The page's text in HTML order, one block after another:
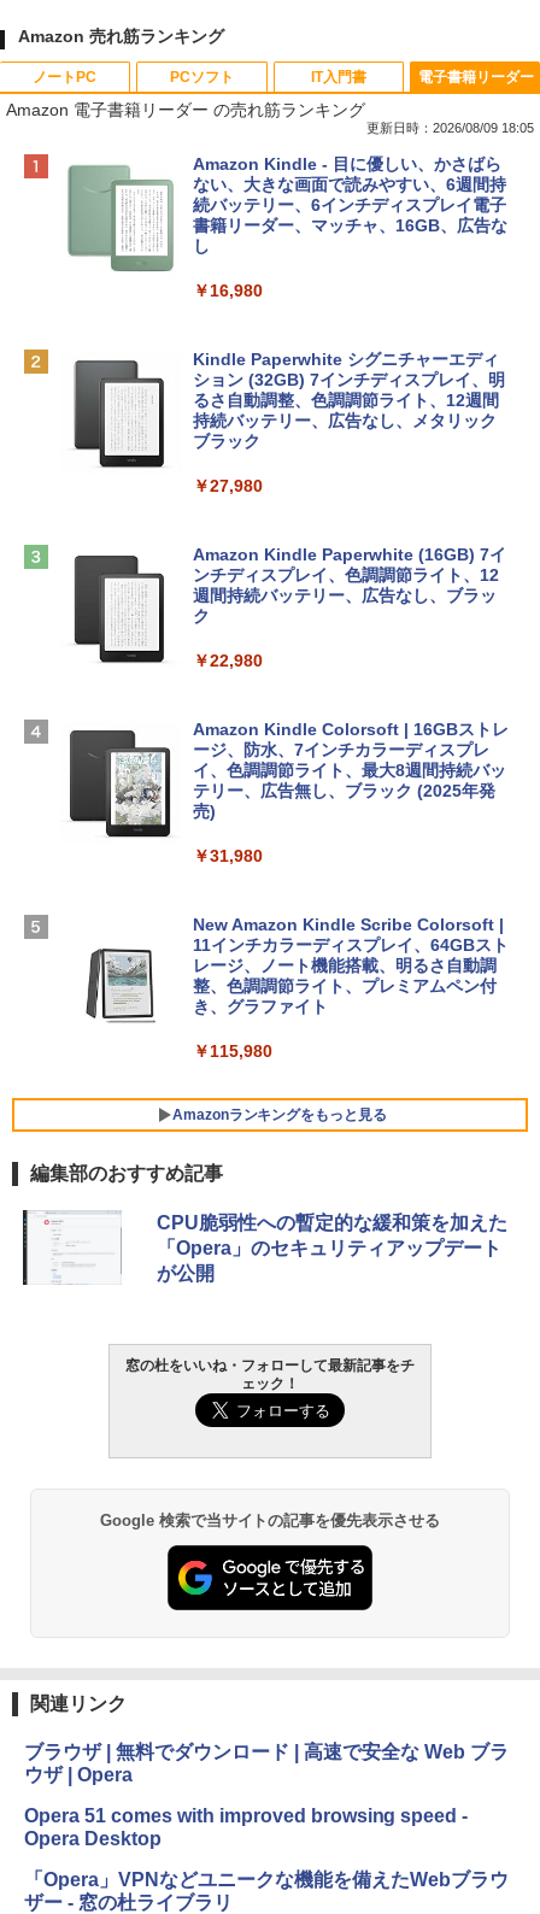
Amazon 売れ筋ランキング
ノートPC
Apple 2026 MacBook Neo A18 Proチッ
プ搭載13インチノートブック：AIとAppl
e Intelligenceのために設計、Liquid Ret
inaディスプレイ、8GBユニファイドメモ
リ、256GB SSDストレージ、1080p Fac
tomtoc 360°保護 15.6 16インチ パソコ
ンケース Dell NEC Lavie ASUS HP dyna
book Lenovo対応
13インチノートブック：AIとApple Intell
igence、13.6インチLiquid Retinaディ
スプレイ、16GBユニファイドメモリ、1
TB SSDストレージ、12MPセンターフレ
D - ミッドナイト
【Amazon.co.jp限定】 HP ノートパソコ
ン 15-fd 15.6インチ 16GBメモリ 512GB
SSD インテル Core 5
￥129,800
FMV ノートパソコン WE1-K3 (MS 365 P
ersonal/Copilotキー搭載/Win 11/15.6型/
Core i5/16GB/SSD 512GB/ホワイト) FM
VWK3E15W_AZ
PCソフト
Robloxギフトカード - 800 Robux 【限
定バーチャルアイテムを含む】 【オンラ
インゲームコード】 ロブロックス | オン
ラインコード版
定バーチャルアイテムを含む】 【オンラ
インゲームコード】 ロブロックス |オン
ラインコード版
￥1,600
インゲームコード】 ロブロックス | オン
ラインコード版
￥3,200
ows11、10/mac対応|PC2台
￥39,582
ト): Java & Bedrock Edition | オンライ
￥3,600
IT入門書
生成AIパスポート公式テキスト 第４版
￥1,766
￥1,292
非エンジニア 初心者 素人 でも安心 使い
めのAIコーディング入門シリーズ
￥99
AIイラスト表現辞典: 思い通りの絵を引き
￥480
FM TOWNS ハイパー・カタログ: 本体ハ
ェクトリストと最新エミュレータ紹介
電子書籍リーダー
Amazon 電子書籍リーダー の売れ筋ランキング
更新日時：2026/08/09 18:05
Amazon Kindle - 目に優しい、かさばら
ない、大きな画面で読みやすい、6週間持
続バッテリー、6インチディスプレイ電子
書籍リーダー、マッチャ、16GB、広告な
し
￥16,980
Kindle Paperwhite シグニチャーエディ
ション (32GB) 7インチディスプレイ、明
るさ自動調整、色調調節ライト、12週間
持続バッテリー、広告なし、メタリック
ブラック
￥27,980
Amazon Kindle Paperwhite (16GB) 7イ
ンチディスプレイ、色調調節ライト、12
週間持続バッテリー、広告なし、ブラッ
ク
￥22,980
Amazon Kindle Colorsoft | 16GBストレ
ージ、防水、7インチカラーディスプレ
イ、色調調節ライト、最大8週間持続バッ
テリー、広告無し、ブラック (2025年発
売)
￥31,980
New Amazon Kindle Scribe Colorsoft |
11インチカラーディスプレイ、64GBスト
レージ、ノート機能搭載、明るさ自動調
整、色調調節ライト、プレミアムペン付
き、グラファイト
￥115,980
Amazonランキングをもっと見る
編集部のおすすめ記事
CPU脆弱性への暫定的な緩和策を加えた
「Opera」のセキュリティアップデート
が公開
窓の杜をいいね・フォローして最新記事をチ
ェック！
Google 検索で当サイトの記事を優先表示させる
関連リンク
ブラウザ | 無料でダウンロード | 高速で安全な Web ブラ
ウザ | Opera
Opera 51 comes with improved browsing speed -
Opera Desktop
「Opera」VPNなどユニークな機能を備えたWebブラウ
ザー - 窓の杜ライブラリ